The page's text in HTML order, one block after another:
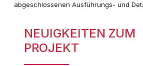
abgeschlossenen Ausführungs- und
NEUIGKEITEN ZUM
PROJEKT